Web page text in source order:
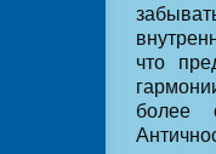
что
более